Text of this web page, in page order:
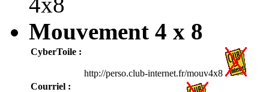
Mouvement 4 x 8
CyberToile :
http://perso.club-internet.fr/mouv4x8
Courriel :